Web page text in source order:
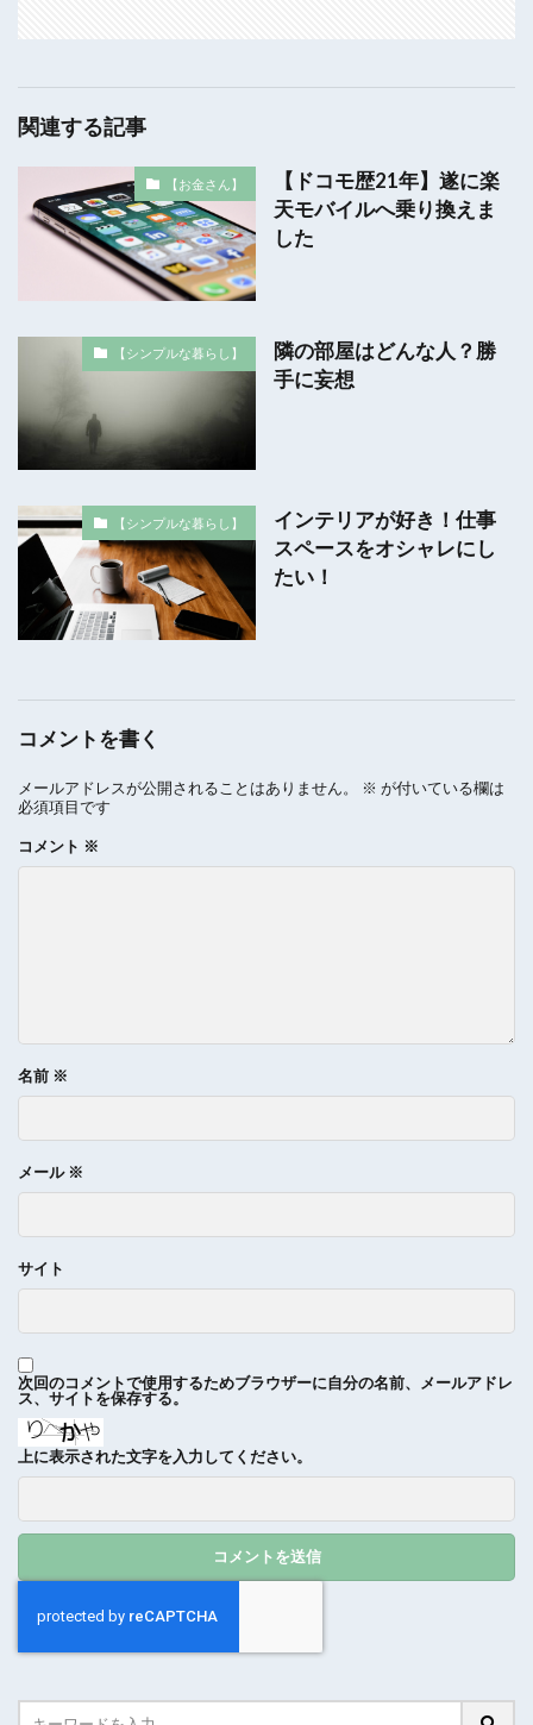
関連する記事
【お金さん】
【ドコモ歴21年】遂に楽
天モバイルへ乗り換えま
した
【シンプルな暮らし】
隣の部屋はどんな人？勝
手に妄想
【シンプルな暮らし】
インテリアが好き！仕事
スペースをオシャレにし
たい！
コメントを書く
メールアドレスが公開されることはありません。 ※ が付いている欄は
必須項目です
コメント ※
名前 ※
メール ※
サイト
次回のコメントで使用するためブラウザーに自分の名前、メールアドレ
ス、サイトを保存する。
上に表示された文字を入力してください。